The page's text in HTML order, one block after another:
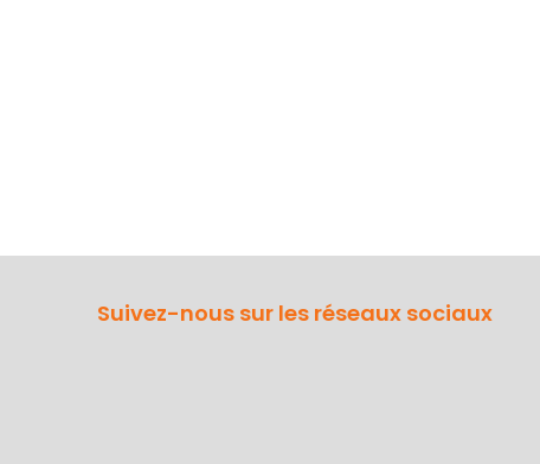
Suivez-nous sur les réseaux sociaux